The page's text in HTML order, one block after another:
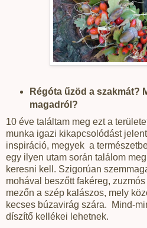
Régóta űzöd a szakmát?
magadról?
10 éve találtam meg ezt a
munka igazi kikapcsolódást
inspiráció, megyek a
egy ilyen utam során találom
keresni kell. Szigorúan
mohával beszőtt fakéreg,
mezőn a szép kalászos, mely
kecses búzavirág szára.
Mind-
díszítő kellékei lehetnek.